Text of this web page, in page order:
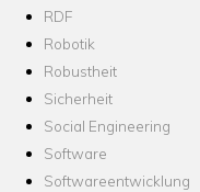
RDF
Robotik
Robustheit
Sicherheit
Social Engineering
Software
Softwareentwicklung